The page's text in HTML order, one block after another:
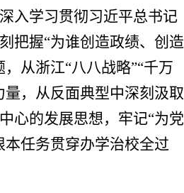
入学习贯彻习近平总书记
把握“为谁创造政绩、创造
，从浙江“八八战略”“千万
，从反面典型中深刻汲取
心的发展思想，牢记“为党
任务贯穿办学治校全过